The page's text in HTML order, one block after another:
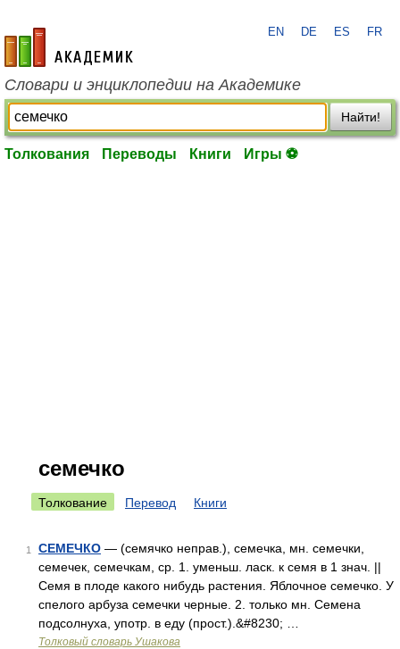
academic.ru
EN DE ES FR
Словари и энциклопедии на Академике
Найти!
Толкования Переводы Книги Игры ⚽
семечко
Толкование Перевод Книги
1 СЕМЕЧКО — (семячко неправ.), семечка, мн. семечки,
семечек, семечкам, ср. 1. уменьш. ласк. к семя в 1 знач. ||
Семя в плоде какого нибудь растения. Яблочное семечко. У
спелого арбуза семечки черные. 2. только мн. Семена
подсолнуха, употр. в еду (прост.).&#8230; …
Толковый словарь Ушакова